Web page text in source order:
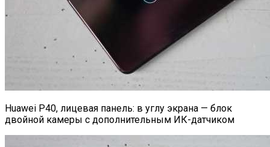
Huawei P40, лицевая панель: в углу экрана — блок
двойной камеры с дополнительным ИК-датчиком